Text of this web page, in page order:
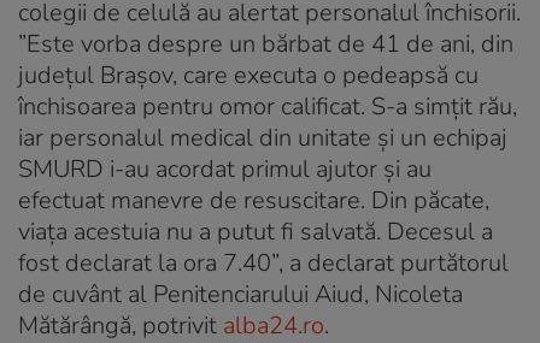
colegii de celulă au alertat personalul închisorii.
”Este vorba despre un bărbat de 41 de ani, din
judeţul Braşov, care executa o pedeapsă cu
închisoarea pentru omor calificat. S-a simţit rău,
iar personalul medical din unitate şi un echipaj
SMURD i-au acordat primul ajutor şi au
efectuat manevre de resuscitare. Din păcate,
viaţa acestuia nu a putut fi salvată. Decesul a
fost declarat la ora 7.40”, a declarat purtătorul
de cuvânt al Penitenciarului Aiud, Nicoleta
Mătărângă, potrivit alba24.ro.